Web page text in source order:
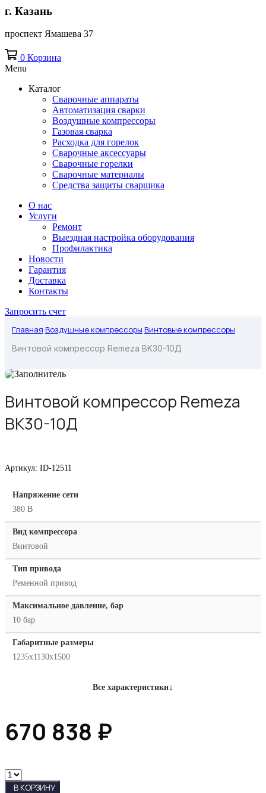
г. Казань
проспект Ямашева 37
0 Корзина
Menu
Каталог
Сварочные аппараты
Автоматизация сварки
Воздушные компрессоры
Газовая сварка
Расходка для горелок
Сварочные аксессуары
Сварочные горелки
Сварочные материалы
Средства защиты сварщика
О нас
Услуги
Ремонт
Выездная настройка оборудования
Профилактика
Новости
Гарантия
Доставка
Контакты
Запросить счет
Главная Воздушные компрессоры Винтовые компрессоры
Винтовой компрессор Remeza BK30-10Д
Винтовой компрессор Remeza
BK30-10Д
Артикул: ID-12511
Напряжение сети
380 В
Вид компрессора
Винтовой
Тип привода
Ременной привод
Максимальное давление, бар
10 бар
Габаритные размеры
1235x1130x1500
Все характеристики↓
670 838 ₽
Винтовой
компрессор
В КОРЗИНУ